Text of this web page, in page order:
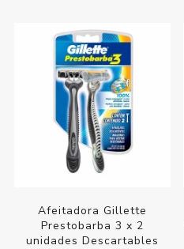
Afeitadora Gillette
Prestobarba 3 x 2
unidades Descartables